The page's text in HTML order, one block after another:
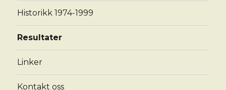
Historikk 1974-1999
Resultater
Linker
Kontakt oss